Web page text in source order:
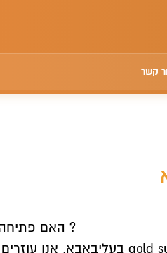
קשר
האם פתיחה וניהול חנות בעליבאבא מעניין אותך ?